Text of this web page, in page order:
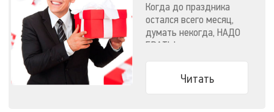
подарок
Когда до праздника
остался всего месяц,
думать некогда, НАДО
БРАТЬ!
Читать